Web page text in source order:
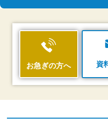
お急ぎの方へ 資